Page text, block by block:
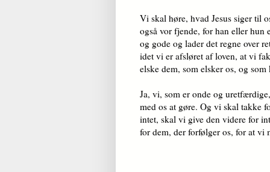
Vi skal høre, hvad Jesus siger til
også vor fjende, for han eller hun
og gode og lader det regne over
idet vi er afsløret af loven, at vi
elske dem, som elsker os, og
Ja, vi, som er onde og
med os at gøre. Og vi skal takke
intet, skal vi give den videre for
for dem, der forfølger os, for at vi